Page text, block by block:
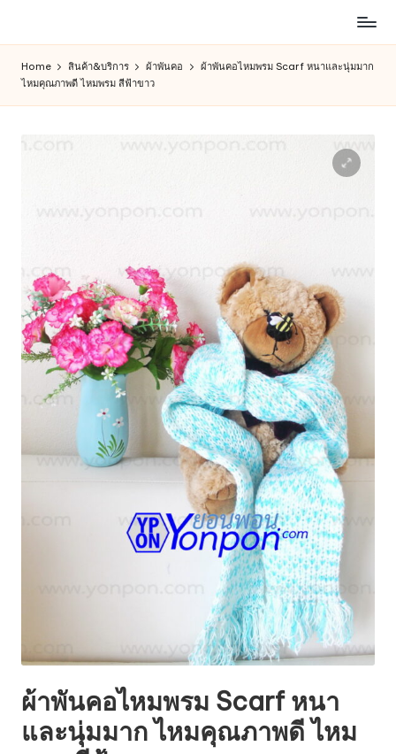
content
สินค้า
Home สินค้า&บริการ ผ้าพันคอ
ผ้าพันคอไหมพรม Scarf หนาและนุ่มมาก
ไหมคุณภาพดี ไหมพรม สีฟ้าขาว
ผ้าพันคอไหมพรม Scarf หนา
และนุ่มมาก ไหมคุณภาพดี ไหม